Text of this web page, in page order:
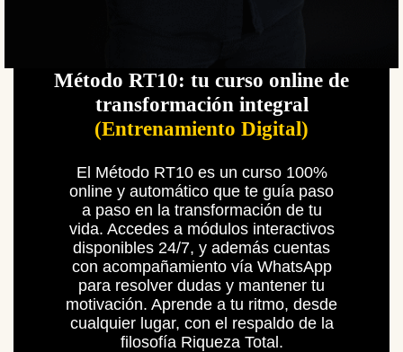
Método RT10: tu curso online de
transformación integral
(Entrenamiento Digital)
El Método RT10 es un curso 100%
online y automático que te guía paso
a paso en la transformación de tu
vida. Accedes a módulos interactivos
disponibles 24/7, y además cuentas
con acompañamiento vía WhatsApp
para resolver dudas y mantener tu
motivación. Aprende a tu ritmo, desde
cualquier lugar, con el respaldo de la
filosofía Riqueza Total.